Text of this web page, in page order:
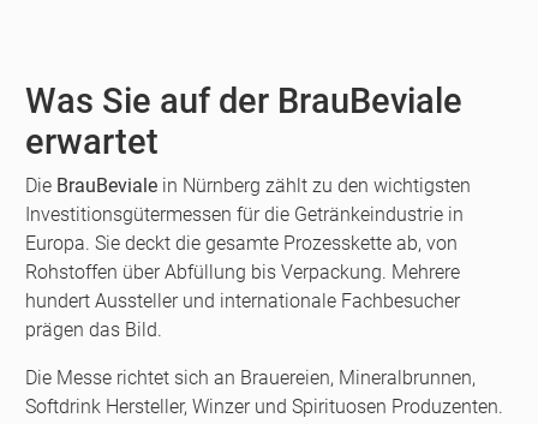
Was Sie auf der BrauBeviale
erwartet
Die BrauBeviale in Nürnberg zählt zu den wichtigsten
Investitionsgütermessen für die Getränkeindustrie in
Europa. Sie deckt die gesamte Prozesskette ab, von
Rohstoffen über Abfüllung bis Verpackung. Mehrere
hundert Aussteller und internationale Fachbesucher
prägen das Bild.
Die Messe richtet sich an Brauereien, Mineralbrunnen,
Softdrink Hersteller, Winzer und Spirituosen Produzenten.